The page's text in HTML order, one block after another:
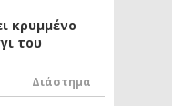
κρυμμένο
του
Διάστημα